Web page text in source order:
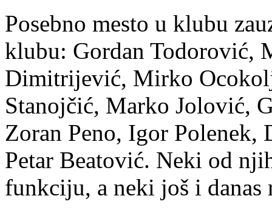
Posebno mesto u klubu
klubu: Gordan Todorović,
Dimitrijević, Mirko
Stanojčić, Marko Jolović,
Zoran Peno, Igor Polenek,
Petar Beatović. Neki od
funkciju, a neki još i danas